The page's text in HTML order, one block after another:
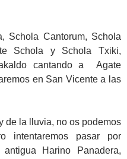
Schola Cantorum, Schola
Schola y Schola Txiki,
cantando a Agate
en San Vicente a las
de la lluvia, no os podemos
intentaremos pasar por
Harino Panadera,